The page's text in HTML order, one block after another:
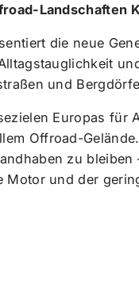
Landschaften
die neue
und
Europas
Offroad-
zu
Motor und der